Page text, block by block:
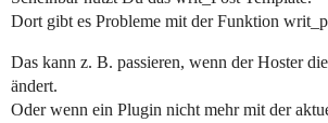
Dort gibt es Probleme mit der Funktion
Das kann z. B. passieren, wenn der Hoster
ändert.
Oder wenn ein Plugin nicht mehr mit der